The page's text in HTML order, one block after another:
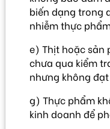
biến dạng trong
nhiễm thực
e) Thịt hoặc sản
chưa qua kiểm
nhưng không
g) Thực phẩm
kinh doanh để